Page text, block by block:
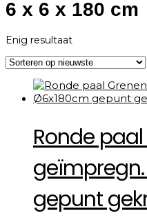
6 x 6 x 180 cm
Enig resultaat
Ronde
gepunt